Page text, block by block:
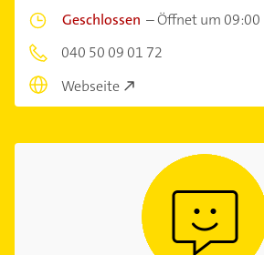
Geschlossen –Öffnet um 09:00
040 50 09 01 72
Webseite